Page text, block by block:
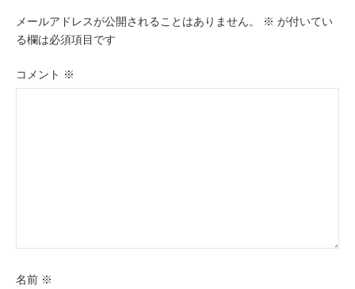
ゲ
ー
シ
メールアドレスが公開されることはありません。 ※ が付いてい
る欄は必須項目です
コメント ※
名前 ※